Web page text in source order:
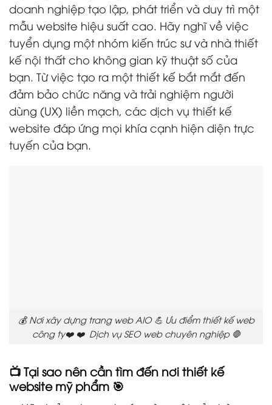
doanh nghiệp tạo lập, phát triển và duy trì một
mẫu website hiệu suất cao. Hãy nghĩ về việc
tuyển dụng một nhóm kiến trúc sư và nhà thiết
kế nội thất cho không gian kỹ thuật số của
bạn. Từ việc tạo ra một thiết kế bắt mắt đến
đảm bảo chức năng và trải nghiệm người
dùng (UX) liền mạch, các dịch vụ thiết kế
website đáp ứng mọi khía cạnh hiện diện trực
tuyến của bạn.
💰 Nơi xây dựng trang web AIO 💪 Ưu điểm thiết kế web
công ty❤️ ❤️ Dịch vụ SEO web chuyên nghiệp 🛑
📺 Tại sao nên cần tìm đến nơi thiết kế
website mỹ phẩm 🎯